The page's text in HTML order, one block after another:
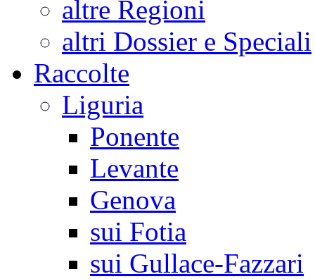
altre Regioni
altri Dossier e Speciali
Raccolte
Liguria
Ponente
Levante
Genova
sui Fotia
sui Gullace-Fazzari